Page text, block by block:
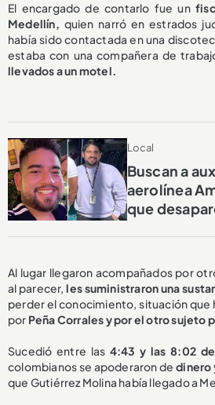
El encargado de contarlo fue un
Medellín, quien narró en estrados
había sido contactada en una
estaba con una compañera de
llevados a un motel.
Local
Buscan a
aerolínea
que
Al lugar llegaron acompañados por
al parecer,les suministraron una
perder el conocimiento, situación que
por Peña Corrales y por el otro sujeto
Sucedió entre las 4:43 y las 8:02
colombianos se apoderaron dedinero
que Gutiérrez Molina había llegado a